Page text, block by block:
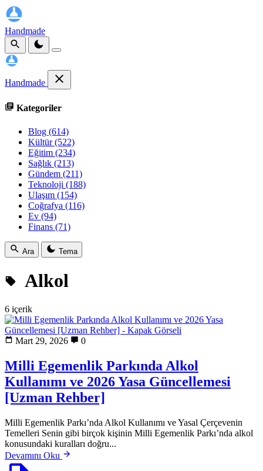
Handmade
Handmade
Kategoriler
Blog (614)
Kültür(522)
Eğitim (234)
Sağlık (213)
Gündem (211)
Teknoloji (188)
Ulaşım (154)
Coğrafya (116)
Ev (94)
Finans (71)
Ara Tema
Alkol
6 içerik
Mart 29, 2026 0
Milli Egemenlik Parkında Alkol
Kullanımı ve 2026 Yasa Güncellemesi
[Uzman Rehber]
Milli Egemenlik Parkı’nda Alkol Kullanımı ve Yasal Çerçevenin
Temelleri Senin gibi birçok kişinin Milli Egemenlik Parkı’nda alkol
konusundaki kuralları doğru...
Devamını Oku